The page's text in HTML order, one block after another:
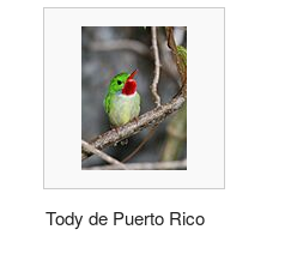
Tody de Puerto Rico